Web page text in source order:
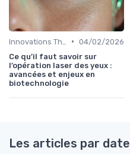
• 04/02/2026
Ce qu’il faut savoir sur
l’opération laser des yeux :
avancées et enjeux en
biotechnologie
Les articles par date